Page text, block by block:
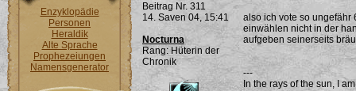
Enzyklopädie
Personen
Heraldik
Alte Sprache
Prophezeiungen
Namensgenerator
Beitrag Nr. 311
14. Saven 04, 15:41
Nocturna
Rang: Hüterin der
Chronik
also ich vote so ungefähr
einwählen nicht in der
aufgeben seinerseits
---
In the rays of the sun, I